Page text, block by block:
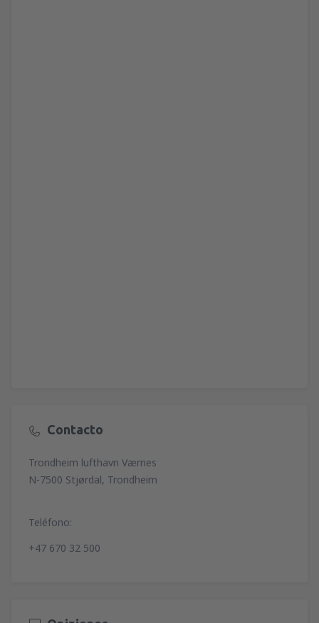
Contacto
Trondheim lufthavn Værnes
N-7500 Stjørdal, Trondheim
Teléfono:
+47 670 32 500